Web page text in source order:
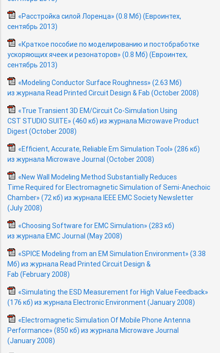
«Расстройка силой Лоренца» (0.8 Мб) (Евроинтех,
сентябрь 2013)
«Краткое пособие по моделированию и постобработке
ускоряющих ячеек и резонаторов» (0.8 Мб) (Евроинтех,
сентябрь 2013)
«Modeling Conductor Surface Roughness» (2.63 Мб)
из журнала Read Printed Circuit Design & Fab (October 2008)
«True Transient 3D EM/Circuit Co-Simulation Using
CST STUDIO SUITE» (460 кб) из журнала Microwave Product
Digest (October 2008)
«Efficient, Accurate, Reliable Em Simulation Tool» (286 кб)
из журнала Microwave Journal (October 2008)
«New Wall Modeling Method Substantially Reduces
Time Required for Electromagnetic Simulation of Semi-Anechoic
Chamber» (72 кб) из журнала IEEE EMC Society Newsletter
(July 2008)
«Choosing Software for EMC Simulation» (283 кб)
из журнала EMC Journal (May 2008)
«SPICE Modeling from an EM Simulation Environment» (3.38
Мб) из журнала Read Printed Circuit Design &
Fab (February 2008)
«Simulating the ESD Measurement for High Value Feedback»
(176 кб) из журнала Electronic Environment (January 2008)
«Electromagnetic Simulation Of Mobile Phone Antenna
Performance» (850 кб) из журнала Microwave Journal
(January 2008)